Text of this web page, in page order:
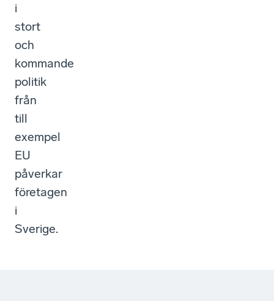
i
stort
och
kommande
politik
från
till
exempel
EU
påverkar
företagen
i
Sverige.